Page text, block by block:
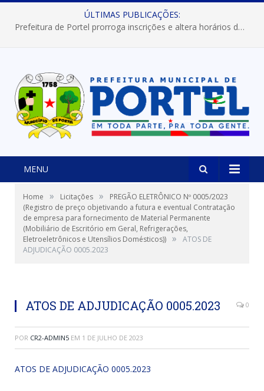
ÚLTIMAS PUBLICAÇÕES:
Prefeitura de Portel prorroga inscrições e altera horários dos concursos “Musa” e “Miss Mix Verão 2026”
MENU
Home » Licitações »
PREGÃO ELETRÔNICO Nº 0005/2023
(Registro de preço objetivando a futura e eventual Contratação
de empresa para fornecimento de Material Permanente
(Mobiliário de Escritório em Geral, Refrigerações,
Eletroeletrônicos e Utensílios Domésticos)) »
ATOS DE
ADJUDICAÇÃO 0005.2023
ATOS DE ADJUDICAÇÃO 0005.2023 0
POR CR2-ADMIN5 EM 1 DE JULHO DE 2023
ATOS DE ADJUDICAÇÃO 0005.2023